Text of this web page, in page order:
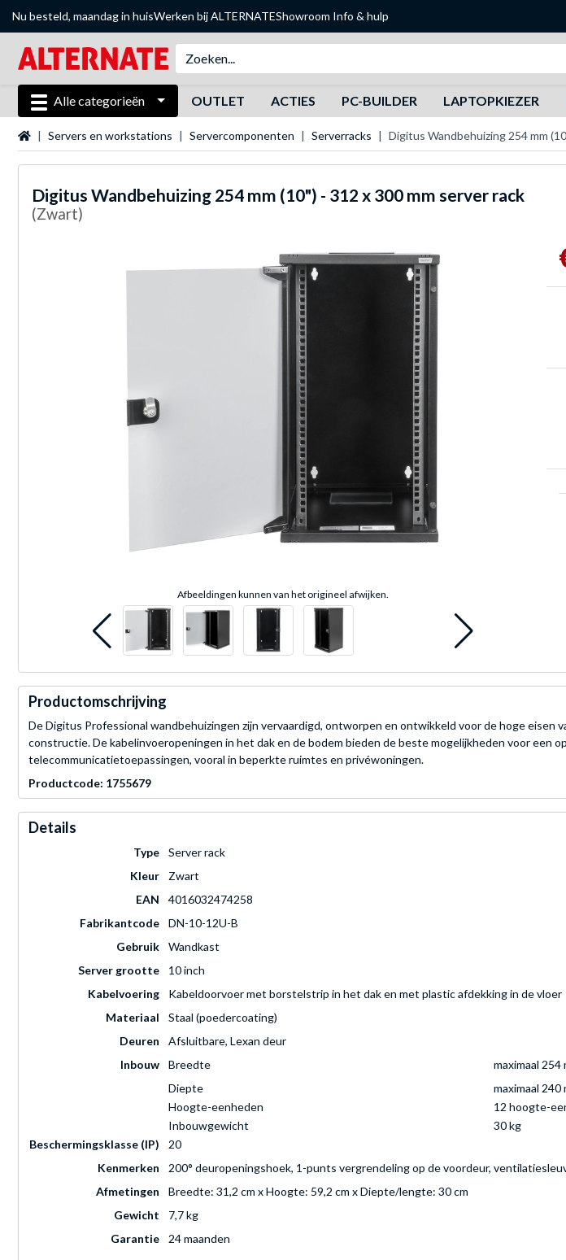
Nu besteld, maandag in huisWerken bij ALTERNATEShowroom Info & hulp
Alle categorieën OUTLET ACTIES PC-BUILDER LAPTOPKIEZER
StartpaginaServers en workstations Servercomponenten Serverracks Digitus Wandbehuizing 254 mm
Digitus Wandbehuizing 254 mm (10") - 312 x 300 mm server rack
(Zwart)
Afbeeldingen kunnen van het origineel afwijken.
Productomschrijving
De Digitus Professional wandbehuizingen zijn vervaardigd, ontworpen en ontwikkeld voor de hoge
constructie. De kabelinvoeropeningen in het dak en de bodem bieden de beste mogelijkheden voor een
telecommunicatietoepassingen, vooral in beperkte ruimtes en privéwoningen.
Productcode: 1755679
Details
Type
Server rack
Kleur
Zwart
EAN
4016032474258
Fabrikantcode
DN-10-12U-B
Gebruik
Wandkast
Server grootte
10 inch
Kabelvoering
Kabeldoorvoer met borstelstrip in het dak en met plastic afdekking in de vloer
Materiaal
Staal (poedercoating)
Deuren
Afsluitbare, Lexan deur
Inbouw
Breedte
maximaal 254
Diepte
maximaal 240
Hoogte-eenheden
12 hoogte-
Inbouwgewicht
30 kg
Beschermingsklasse (IP)
20
Kenmerken
200° deuropeningshoek, 1-punts vergrendeling op de voordeur,
Afmetingen
Breedte: 31,2 cm x Hoogte: 59,2 cm x Diepte/lengte: 30 cm
Gewicht
7,7 kg
Garantie
24 maanden